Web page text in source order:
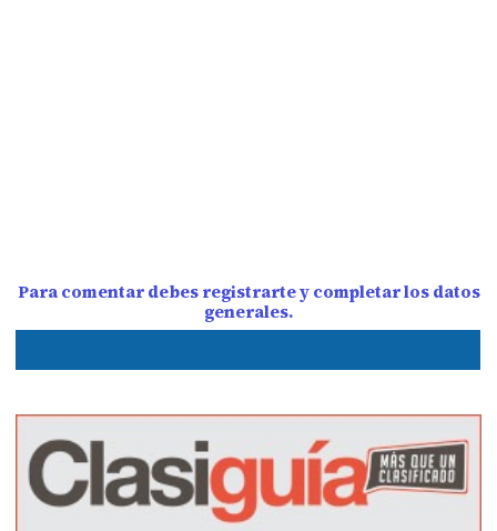
Para comentar debes registrarte y completar los datos
generales.